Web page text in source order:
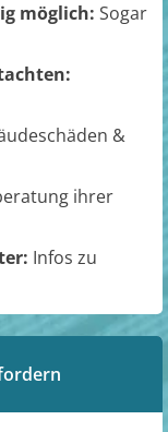
möglich: Sogar
&
ihrer
Infos zu